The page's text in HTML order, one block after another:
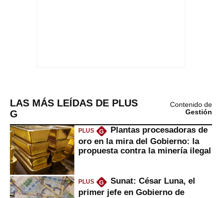
LAS MÁS LEÍDAS DE PLUS
G
Contenido de
Gestión
PLUS G
Plantas procesadoras de
oro en la mira del Gobierno: la
propuesta contra la minería ilegal
PLUS G
Sunat: César Luna, el
primer jefe en Gobierno de